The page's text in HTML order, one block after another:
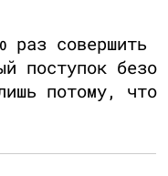
раз совершить
поступок безо
потому, что